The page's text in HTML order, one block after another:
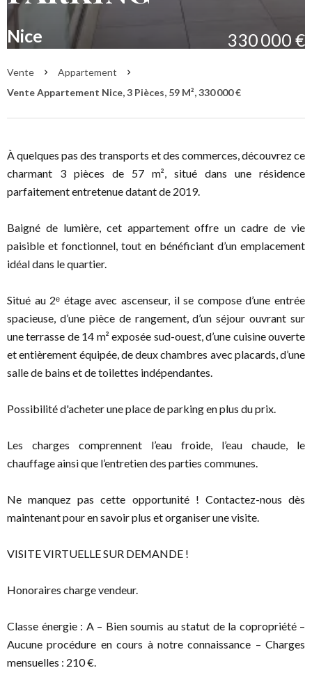
Nice 330 000 €
Vente
Appartement
Vente Appartement Nice, 3 Pièces, 59 M², 330 000 €
À quelques pas des transports et des commerces, découvrez ce
charmant 3 pièces de 57 m², situé dans une résidence
parfaitement entretenue datant de 2019.
Baigné de lumière, cet appartement offre un cadre de vie
paisible et fonctionnel, tout en bénéficiant d’un emplacement
idéal dans le quartier.
Situé au 2ᵉ étage avec ascenseur, il se compose d’une entrée
spacieuse, d’une pièce de rangement, d’un séjour ouvrant sur
une terrasse de 14 m² exposée sud-ouest, d’une cuisine ouverte
et entièrement équipée, de deux chambres avec placards, d’une
salle de bains et de toilettes indépendantes.
Possibilité d'acheter une place de parking en plus du prix.
Les charges comprennent l’eau froide, l’eau chaude, le
chauffage ainsi que l’entretien des parties communes.
Ne manquez pas cette opportunité ! Contactez-nous dès
maintenant pour en savoir plus et organiser une visite.
VISITE VIRTUELLE SUR DEMANDE !
Honoraires charge vendeur.
Classe énergie : A – Bien soumis au statut de la copropriété –
Aucune procédure en cours à notre connaissance – Charges
mensuelles : 210 €.